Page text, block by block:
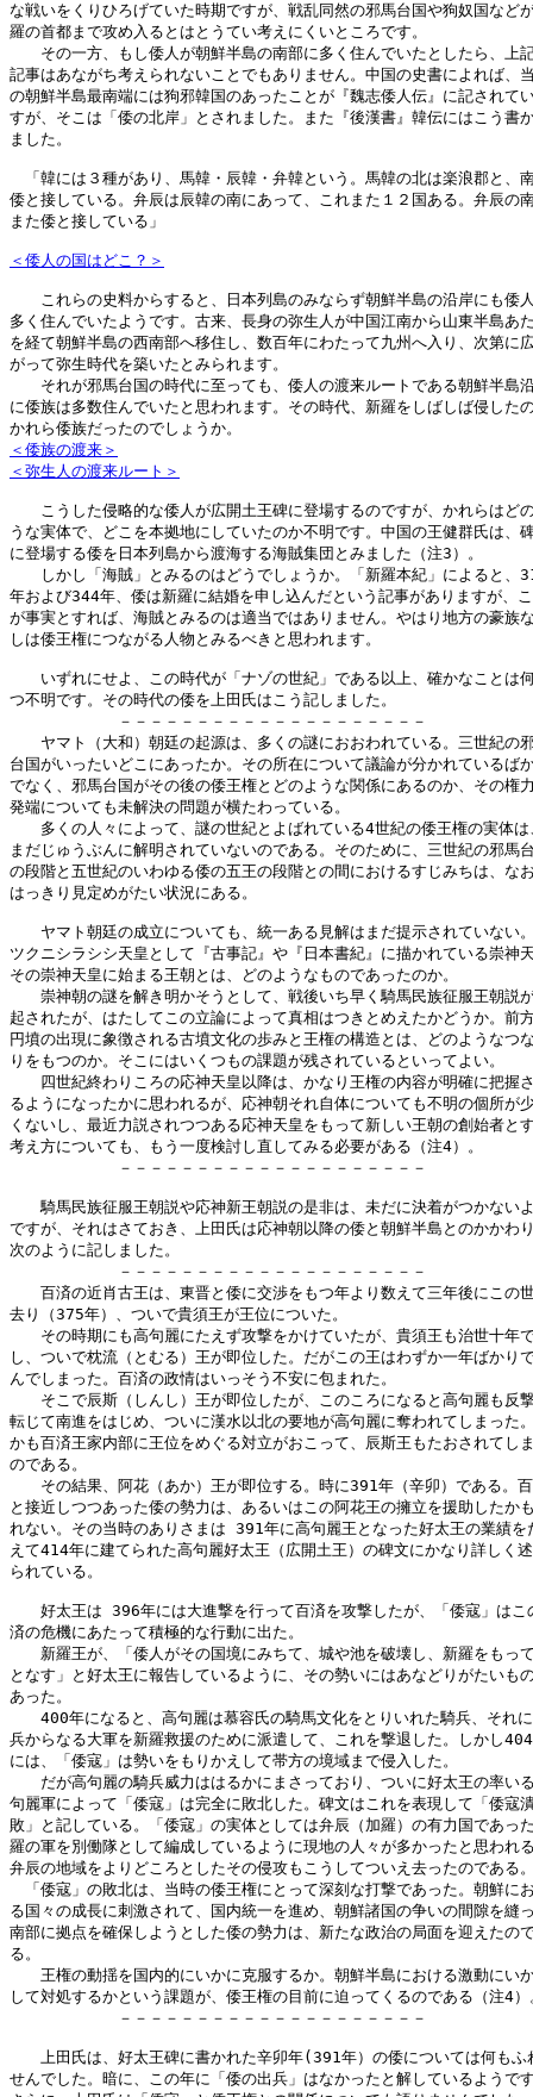
な戦いをくりひろげていた時期ですが、戦乱同然の邪馬台国や狗奴国など
羅の首都まで攻め入るとはとうてい考えにくいところです。
その一方、もし倭人が朝鮮半島の南部に多く住んでいたとしたら、上
記事はあながち考えられないことでもありません。中国の史書によれば、
の朝鮮半島最南端には狗邪韓国のあったことが『魏志倭人伝』に記されて
すが、そこは「倭の北岸」とされました。また『後漢書』韓伝にはこう書
ました。
「韓には３種があり、馬韓・辰韓・弁韓という。馬韓の北は楽浪郡と、
倭と接している。弁辰は辰韓の南にあって、これまた１２国ある。弁辰の
また倭と接している」
＜倭人の国はどこ？＞
これらの史料からすると、日本列島のみならず朝鮮半島の沿岸にも倭
多く住んでいたようです。古来、長身の弥生人が中国江南から山東半島あ
を経て朝鮮半島の西南部へ移住し、数百年にわたって九州へ入り、次第に
がって弥生時代を築いたとみられます。
それが邪馬台国の時代に至っても、倭人の渡来ルートである朝鮮半島
に倭族は多数住んでいたと思われます。その時代、新羅をしばしば侵した
＜倭族の渡来＞
＜弥生人の渡来ルート＞
こうした侵略的な倭人が広開土王碑に登場するのですが、かれらはど
うな実体で、どこを本拠地にしていたのか不明です。中国の王健群氏は、
に登場する倭を日本列島から渡海する海賊集団とみました（注3）。
しかし「海賊」とみるのはどうでしょうか。「新羅本紀」によると、
年および344年、倭は新羅に結婚を申し込んだという記事がありますが、
が事実とすれば、海賊とみるのは適当ではありません。やはり地方の豪族
しは倭王権につながる人物とみるべきと思われます。
いずれにせよ、この時代が「ナゾの世紀」である以上、確かなことは
つ不明です。その時代の倭を上田氏はこう記しました。
－－－－－－－－－－－－－－－－－－－－
ヤマト（大和）朝廷の起源は、多くの謎におおわれている。三世紀の
台国がいったいどこにあったか。その所在について議論が分かれているば
でなく、邪馬台国がその後の倭王権とどのような関係にあるのか、その権
発端についても未解決の問題が横たわっている。
多くの人々によって、謎の世紀とよばれている4世紀の倭王権の実体は
まだじゅうぶんに解明されていないのである。そのために、三世紀の邪馬
の段階と五世紀のいわゆる倭の五王の段階との間におけるすじみちは、な
はっきり見定めがたい状況にある。
ヤマト朝廷の成立についても、統一ある見解はまだ提示されていない
ツクニシラシシ天皇として『古事記』や『日本書紀』に描かれている崇神
その崇神天皇に始まる王朝とは、どのようなものであったのか。
崇神朝の謎を解き明かそうとして、戦後いち早く騎馬民族征服王朝説
起されたが、はたしてこの立論によって真相はつきとめえたかどうか。前
円墳の出現に象徴される古墳文化の歩みと王権の構造とは、どのようなつ
りをもつのか。そこにはいくつもの課題が残されているといってよい。
四世紀終わりころの応神天皇以降は、かなり王権の内容が明確に把握
るようになったかに思われるが、応神朝それ自体についても不明の個所が
くないし、最近力説されつつある応神天皇をもって新しい王朝の創始者と
考え方についても、もう一度検討し直してみる必要がある（注4）。
－－－－－－－－－－－－－－－－－－－－
騎馬民族征服王朝説や応神新王朝説の是非は、未だに決着がつかない
ですが、それはさておき、上田氏は応神朝以降の倭と朝鮮半島とのかかわ
次のように記しました。
－－－－－－－－－－－－－－－－－－－－
百済の近肖古王は、東晋と倭に交渉をもつ年より数えて三年後にこの
去り（375年）、ついで貴須王が王位についた。
その時期にも高句麗にたえず攻撃をかけていたが、貴須王も治世十年
し、ついで枕流（とむる）王が即位した。だがこの王はわずか一年ばかり
んでしまった。百済の政情はいっそう不安に包まれた。
そこで辰斯（しんし）王が即位したが、このころになると高句麗も反
転じて南進をはじめ、ついに漢水以北の要地が高句麗に奪われてしまった
かも百済王家内部に王位をめぐる対立がおこって、辰斯王もたおされてし
のである。
その結果、阿花（あか）王が即位する。時に391年（辛卯）である。
と接近しつつあった倭の勢力は、あるいはこの阿花王の擁立を援助したか
れない。その当時のありさまは 391年に高句麗王となった好太王の業績を
えて414年に建てられた高句麗好太王（広開土王）の碑文にかなり詳しく
られている。
好太王は 396年には大進撃を行って百済を攻撃したが、「倭寇」はこ
済の危機にあたって積極的な行動に出た。
新羅王が、「倭人がその国境にみちて、城や池を破壊し、新羅をもっ
となす」と好太王に報告しているように、その勢いにはあなどりがたいも
あった。
400年になると、高句麗は慕容氏の騎馬文化をとりいれた騎兵、それ
兵からなる大軍を新羅救援のために派遣して、これを撃退した。しかし
には、「倭寇」は勢いをもりかえして帯方の境域まで侵入した。
だが高句麗の騎兵威力ははるかにまさっており、ついに好太王の率い
句麗軍によって「倭寇」は完全に敗北した。碑文はこれを表現して「倭寇
敗」と記している。「倭寇」の実体としては弁辰（加羅）の有力国であっ
羅の軍を別働隊として編成しているように現地の人々が多かったと思われ
弁辰の地域をよりどころとしたその侵攻もこうしてついえ去ったのである
「倭寇」の敗北は、当時の倭王権にとって深刻な打撃であった。朝鮮に
る国々の成長に刺激されて、国内統一を進め、朝鮮諸国の争いの間隙を縫
南部に拠点を確保しようとした倭の勢力は、新たな政治の局面を迎えたの
る。
王権の動揺を国内的にいかに克服するか。朝鮮半島における激動にい
して対処するかという課題が、倭王権の目前に迫ってくるのである（注4）
－－－－－－－－－－－－－－－－－－－－
上田氏は、好太王碑に書かれた辛卯年(391年）の倭については何もふ
せんでした。暗に、この年に「倭の出兵」はなかったと解しているようで